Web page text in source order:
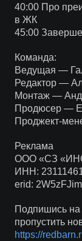
40:00 Про
в ЖК
45:00
Команда:
Ведущая —
Редактор —
Монтаж —
Продюсер —
Проджект-
Реклама
ООО «СЗ
ИНН:
erid:
Подпишись на
пропустить
https://